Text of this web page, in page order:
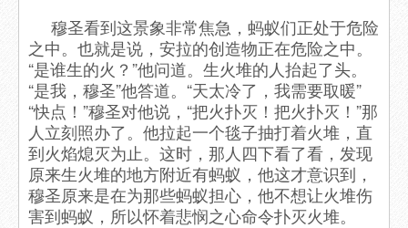
穆圣看到这景象非常焦急，蚂蚁们正处于危险
之中。也就是说，安拉的创造物正在危险之中。
“是谁生的火？”他问道。生火堆的人抬起了头。
“是我，穆圣”他答道。“天太冷了，我需要取暖”
“快点！”穆圣对他说，“把火扑灭！把火扑灭！”那
人立刻照办了。他拉起一个毯子抽打着火堆，直
到火焰熄灭为止。这时，那人四下看了看，发现
原来生火堆的地方附近有蚂蚁，他这才意识到，
穆圣原来是在为那些蚂蚁担心，他不想让火堆伤
害到蚂蚁，所以怀着悲悯之心命令扑灭火堆。